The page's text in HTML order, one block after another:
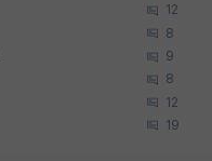
12
8
9
8
12
19